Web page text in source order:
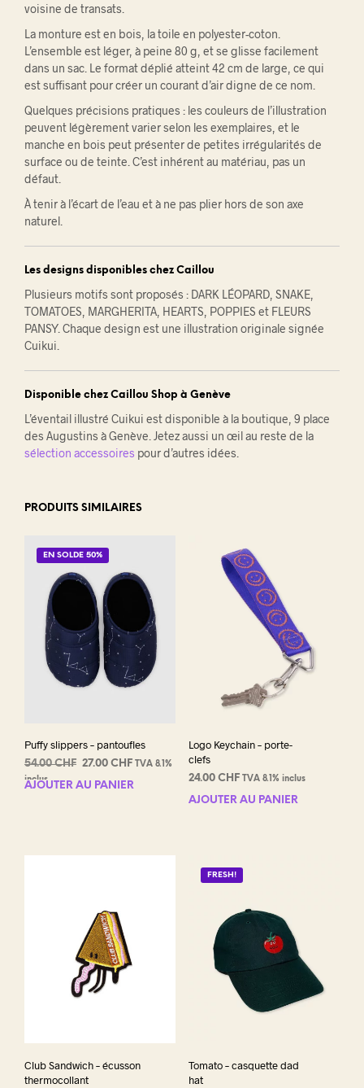
voisine de transats.
La monture est en bois, la toile en polyester-coton.
L’ensemble est léger, à peine 80 g, et se glisse facilement
dans un sac. Le format déplié atteint 42 cm de large, ce qui
est suffisant pour créer un courant d’air digne de ce nom.
Quelques précisions pratiques : les couleurs de l’illustration
peuvent légèrement varier selon les exemplaires, et le
manche en bois peut présenter de petites irrégularités de
surface ou de teinte. C’est inhérent au matériau, pas un
défaut.
À tenir à l’écart de l’eau et à ne pas plier hors de son axe
naturel.
Les designs disponibles chez Caillou
Plusieurs motifs sont proposés : DARK LÉOPARD, SNAKE,
TOMATOES, MARGHERITA, HEARTS, POPPIES et FLEURS
PANSY. Chaque design est une illustration originale signée
Cuikui.
Disponible chez Caillou Shop à Genève
L’éventail illustré Cuikui est disponible à la boutique, 9 place
des Augustins à Genève. Jetez aussi un œil au reste de la
sélection accessoires pour d’autres idées.
PRODUITS SIMILAIRES
EN SOLDE 50%
Puffy slippers – pantoufles
54.00CHF Le
prix
27.00 CHFLe
prix
TVA 8.1%
inclus
AJOUTER AU PANIER
Logo Keychain – porte-
clefs
24.00 CHF TVA 8.1% inclus
AJOUTER AU PANIER
Club Sandwich – écusson
thermocollant
FRESH!
Tomato – casquette dad
hat